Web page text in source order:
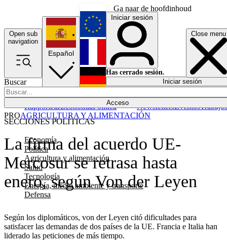
Ga naar de hoofdinhoud
Open sub
navigation
Close menu
Buscar
Acceso
SECCIONES POLÍTICAS
Economía
Política
Agricultura y alimentación
Salud
Tecnología
Energía, medio ambiente y transporte
Defensa
RapporteurEconomíaPolítica NewslettersEventosTrabajos
Español
English
Français
Iniciar sesión
Has cerrado sesión.
Iniciar sesión
La firma del acuerdo UE-
Mercosur se retrasa hasta
enero, según Von der Leyen
Según los diplomáticos, von der Leyen citó dificultades para
satisfacer las demandas de dos países de la UE. Francia e Italia han
liderado las peticiones de más tiempo.
PROAGRICULTURA Y ALIMENTACIÓN